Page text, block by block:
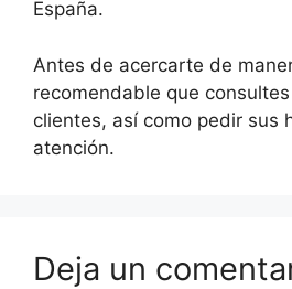
España.
Antes de acercarte de
recomendable que
clientes, así como pedir sus
atención.
Deja un